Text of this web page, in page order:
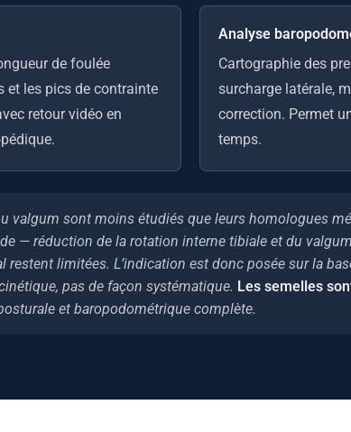
de foulée
et les pics de contrainte
retour vidéo en
Analyse
Cartographie des
surcharge latérale,
correction. Permet
temps.
valgum sont moins étudiés que leurs homologues
— réduction de la rotation interne tibiale et du
limitées. L’indication est donc posée sur la
pas de façon systématique. Les semelles
et baropodométrique complète.